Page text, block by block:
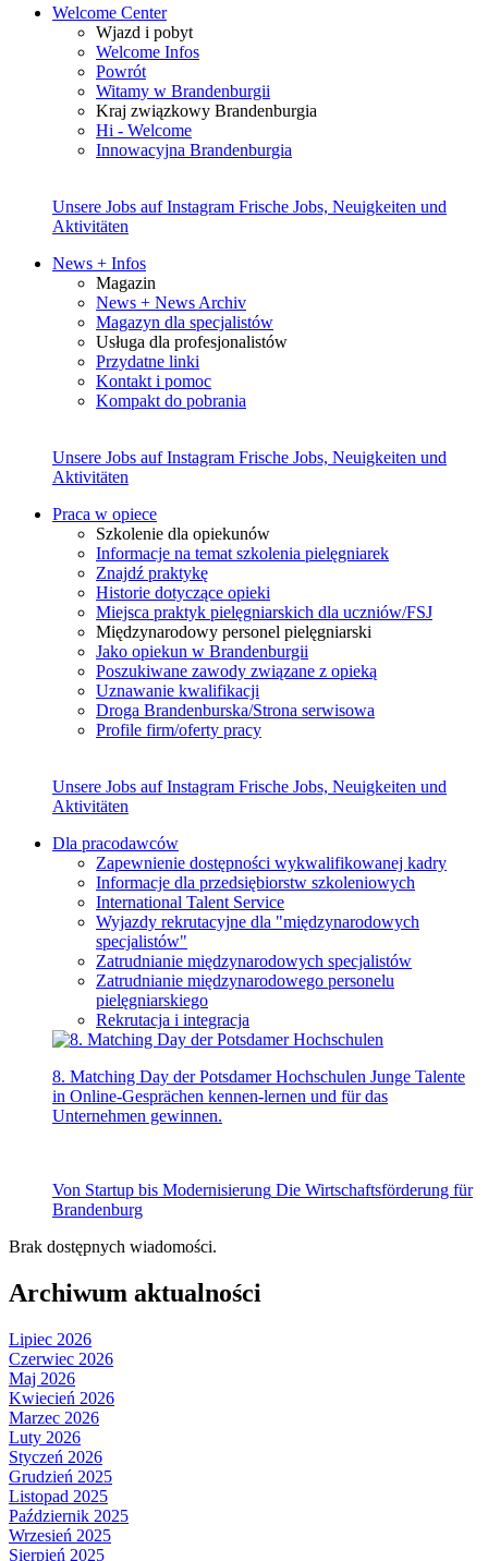
Welcome Center
Wjazd i pobyt
Welcome Infos
Powrót
Witamy w Brandenburgii
Kraj związkowy Brandenburgia
Hi - Welcome
Innowacyjna Brandenburgia
Unsere Jobs auf Instagram Frische Jobs, Neuigkeiten und
Aktivitäten
News + Infos
Magazin
News + News Archiv
Magazyn dla specjalistów
Usługa dla profesjonalistów
Przydatne linki
Kontakt i pomoc
Kompakt do pobrania
Unsere Jobs auf Instagram Frische Jobs, Neuigkeiten und
Aktivitäten
Praca w opiece
Szkolenie dla opiekunów
Informacje na temat szkolenia pielęgniarek
Znajdź praktykę
Historie dotyczące opieki
Miejsca praktyk pielęgniarskich dla uczniów/FSJ
Międzynarodowy personel pielęgniarski
Jako opiekun w Brandenburgii
Poszukiwane zawody związane z opieką
Uznawanie kwalifikacji
Droga Brandenburska/Strona serwisowa
Profile firm/oferty pracy
Unsere Jobs auf Instagram Frische Jobs, Neuigkeiten und
Aktivitäten
Dla pracodawców
Zapewnienie dostępności wykwalifikowanej kadry
Informacje dla przedsiębiorstw szkoleniowych
International Talent Service
Wyjazdy rekrutacyjne dla "międzynarodowych
specjalistów"
Zatrudnianie międzynarodowych specjalistów
Zatrudnianie międzynarodowego personelu
pielęgniarskiego
Rekrutacja i integracja
8. Matching Day der Potsdamer Hochschulen Junge Talente
in Online-Gesprächen kennen-lernen und für das
Unternehmen gewinnen.
Von Startup bis Modernisierung Die Wirtschaftsförderung für
Brandenburg
Brak dostępnych wiadomości.
Archiwum aktualności
Lipiec 2026
Czerwiec 2026
Maj 2026
Kwiecień 2026
Marzec 2026
Luty 2026
Styczeń 2026
Grudzień 2025
Listopad 2025
Październik 2025
Wrzesień 2025
Sierpień 2025